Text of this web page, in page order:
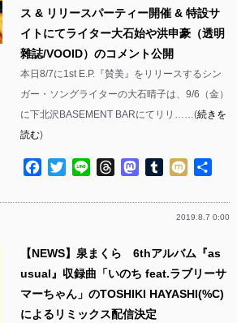
ス & リリースパーティー開催 & 特設サ
イトにてライター大石始や洪申豪（透明
雜誌/VOOID）のコメント公開
本日8/7に1st E.P.『賛美』をリリースするシン
ガー・ソングライターの大石晴子は、9/6（金）
に下北沢BASEMENT BARにてリリ……(続きを
読む)
Facebook
TwitterLine ThreadsMastodon
Tumblr
Mixi
2019.8.7 0:00
【NEWS】泉まくら 6thアルバム『as
usual』収録曲「いのち feat.ラブリーサ
マーちゃん」のTOSHIKI HAYASHI(%C)
によるリミックス配信決定